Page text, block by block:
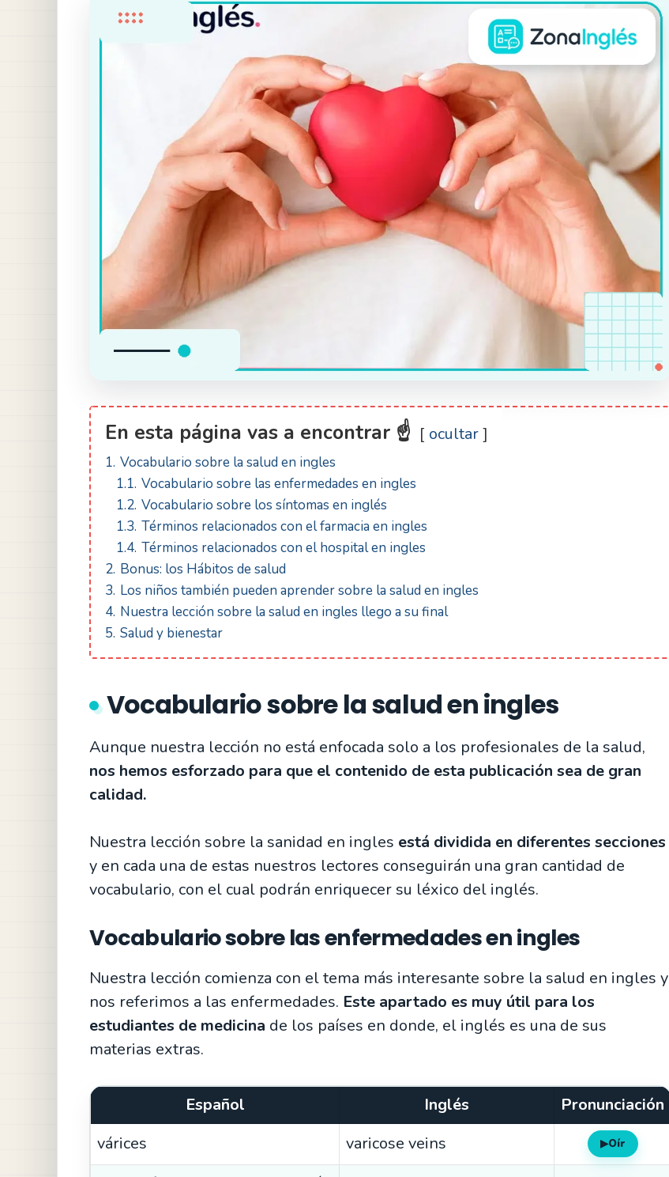
En esta página vas a encontrar ☝ ocultar
1. Vocabulario sobre la salud en ingles
1.1. Vocabulario sobre las enfermedades en ingles
1.2. Vocabulario sobre los síntomas en inglés
1.3. Términos relacionados con el farmacia en ingles
1.4. Términos relacionados con el hospital en ingles
2. Bonus: los Hábitos de salud
3. Los niños también pueden aprender sobre la salud en ingles
4. Nuestra lección sobre la salud en ingles llego a su final
5. Salud y bienestar
Vocabulario sobre la salud en ingles
Aunque nuestra lección no está enfocada solo a los profesionales de la salud,
nos hemos esforzado para que el contenido de esta publicación sea de gran
calidad.
Nuestra lección sobre la sanidad en ingles está dividida en diferentes secciones
y en cada una de estas nuestros lectores conseguirán una gran cantidad de
vocabulario, con el cual podrán enriquecer su léxico del inglés.
Vocabulario sobre las enfermedades en ingles
Nuestra lección comienza con el tema más interesante sobre la salud en ingles y
nos referimos a las enfermedades. Este apartado es muy útil para los
estudiantes de medicina de los países en donde, el inglés es una de sus
materias extras.
Español Inglés
Pronunciación
várices
varicose veins ▶Oír